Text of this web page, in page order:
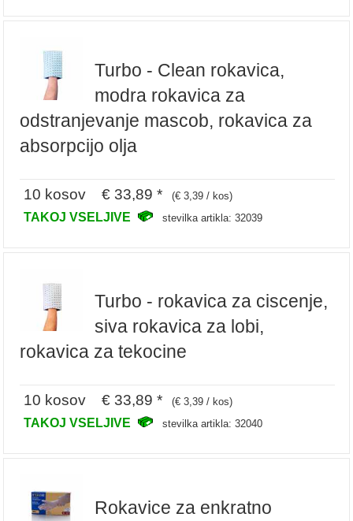
Turbo - Clean rokavica,
modra rokavica za
odstranjevanje mascob, rokavica za
absorpcijo olja
10 kosov € 33,89 * (€ 3,39 / kos)
TAKOJ VSELJIVE stevilka artikla: 32039
Turbo - rokavica za ciscenje,
siva rokavica za lobi,
rokavica za tekocine
10 kosov € 33,89 * (€ 3,39 / kos)
TAKOJ VSELJIVE stevilka artikla: 32040
Rokavice za enkratno